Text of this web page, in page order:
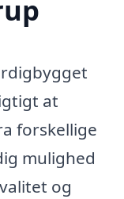
at
forskellige
mulighed
og